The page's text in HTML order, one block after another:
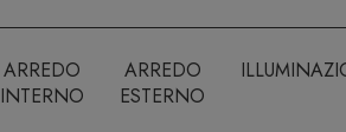
ARREDO
INTERNO
ARREDO
ESTERNO